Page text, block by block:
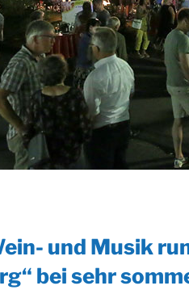
und Musik
bei sehr